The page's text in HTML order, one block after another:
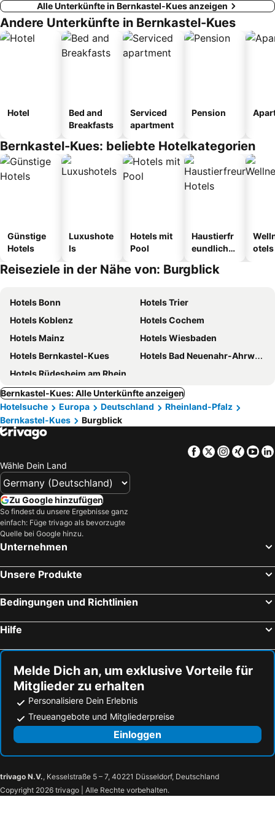
Alle Unterkünfte in Bernkastel-Kues anzeigen
Andere Unterkünfte in Bernkastel-Kues
Hotel
Bed and
Breakfasts
Serviced
apartment
Pension
Bernkastel-Kues: beliebte Hotelkategorien
Günstige
Hotels
Luxushote
ls
Hotels mit
Pool
Haustierfr
eundliche
otels
Reiseziele in der Nähe von: Burgblick
Hotels Bonn
Hotels Trier
Hotels Koblenz
Hotels Cochem
Hotels Mainz
Hotels Wiesbaden
Hotels Bernkastel-Kues
Hotels Bad Neuenahr-Ahrweiler
Hotels Rüdesheim am Rhein
Bernkastel-Kues: Alle Unterkünfte anzeigen
Hotelsuche
Europa Deutschland
Rheinland-Pfalz
Bernkastel-Kues
Burgblick
Facebook
TwitterXing
Wähle Dein Land
Zu Google hinzufügen
So findest du unsere Ergebnisse ganz
einfach: Füge trivago als bevorzugte
Quelle bei Google hinzu.
Unternehmen
Unsere Produkte
Bedingungen und Richtlinien
Hilfe
Melde Dich an, um exklusive Vorteile für
Mitglieder zu erhalten
Personalisiere Dein Erlebnis
Treueangebote und Mitgliederpreise
Einloggen
trivago N.V., Kesselstraße 5 – 7, 40221 Düsseldorf, Deutschland
Copyright 2026 trivago | Alle Rechte vorbehalten.